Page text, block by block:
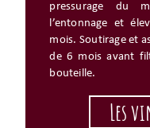
pressurage du
l’entonnage et
mois. Soutirage et
de 6 mois avant
bouteille.
Les